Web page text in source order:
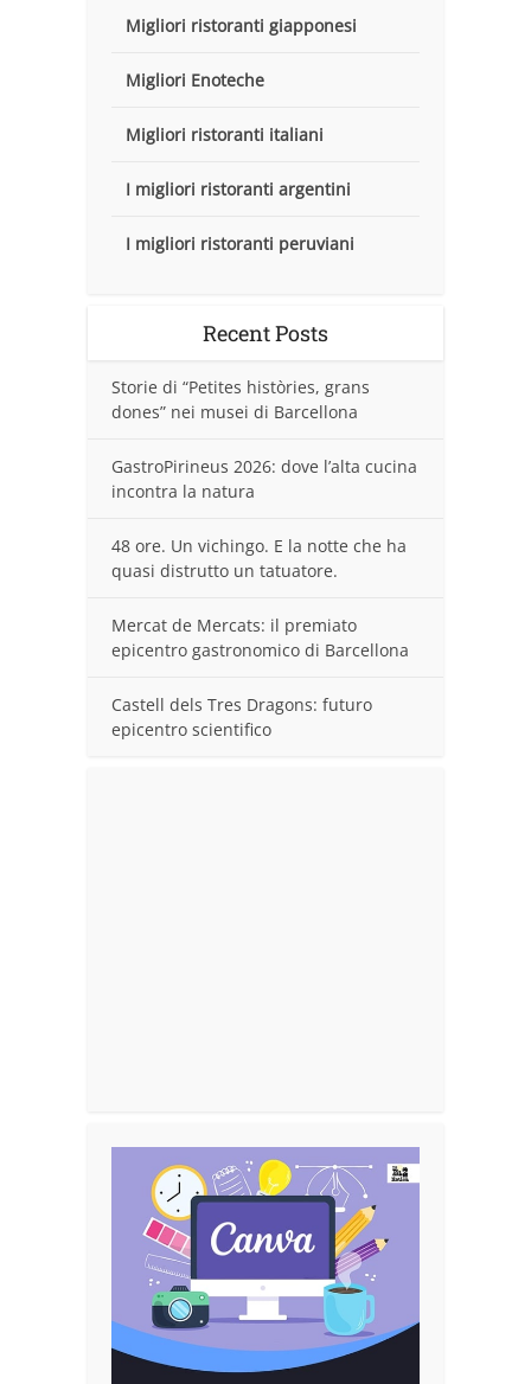
Migliori ristoranti giapponesi
Migliori Enoteche
Migliori ristoranti italiani
I migliori ristoranti argentini
I migliori ristoranti peruviani
Recent Posts
Storie di “Petites històries, grans
dones” nei musei di Barcellona
GastroPirineus 2026: dove l’alta cucina
incontra la natura
48 ore. Un vichingo. E la notte che ha
quasi distrutto un tatuatore.
Mercat de Mercats: il premiato
epicentro gastronomico di Barcellona
Castell dels Tres Dragons: futuro
epicentro scientifico